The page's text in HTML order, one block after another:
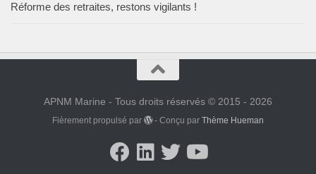
Réforme des retraites, restons vigilants !
APNM Marine - Tous droits réservés © 2015 - 2026
Fièrement propulsé par - Conçu parThème Hueman